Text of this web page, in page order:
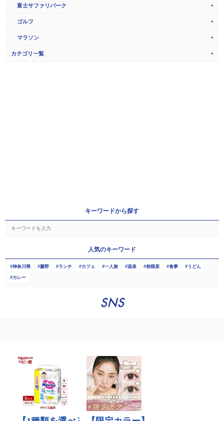
富士サファリパーク
ゴルフ
マラソン
カテゴリ一覧
キーワードから探す
人気のキーワード
神奈川県 藤野 ランチ カフェ 一人旅 温泉 相模原 食事 うどん
カレー
SNS